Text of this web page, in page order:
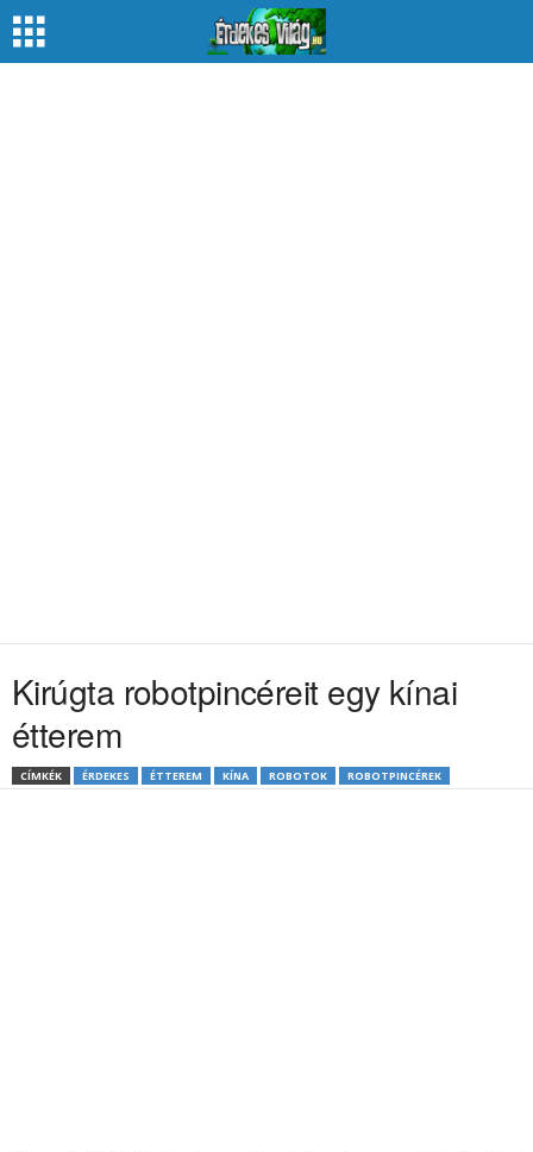
Kirúgta robotpincéreit egy kínai
étterem
CÍMKÉK ÉRDEKES ÉTTEREM KÍNA ROBOTOK ROBOTPINCÉREK